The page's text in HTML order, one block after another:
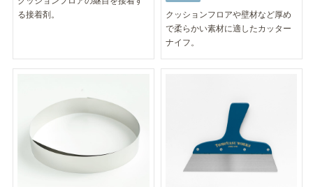
る接着剤。
クッションフロアや壁材など厚め
で柔らかい素材に適したカッター
ナイフ。